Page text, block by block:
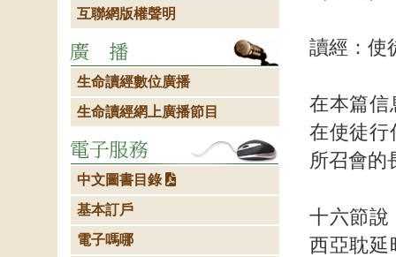
讀經：使
在本篇信
在使徒行
所召會的
十六節說
西亞耽延
互聯網版權聲明
生命讀經數位廣播
生命讀經網上廣播節目
中文圖書目錄
基本訂戶
電子嗎哪